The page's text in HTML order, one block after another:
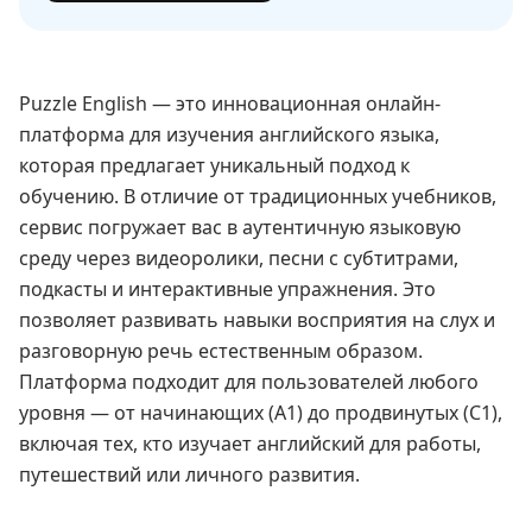
Puzzle English — это инновационная онлайн-
платформа для изучения английского языка,
которая предлагает уникальный подход к
обучению. В отличие от традиционных учебников,
сервис погружает вас в аутентичную языковую
среду через видеоролики, песни с субтитрами,
подкасты и интерактивные упражнения. Это
позволяет развивать навыки восприятия на слух и
разговорную речь естественным образом.
Платформа подходит для пользователей любого
уровня — от начинающих (A1) до продвинутых (C1),
включая тех, кто изучает английский для работы,
путешествий или личного развития.